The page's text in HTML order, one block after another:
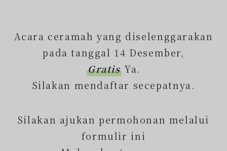
Acara ceramah yang diselenggarakan
pada tanggal 14 Desember,
GratisYa.
Silakan mendaftar secepatnya.
Silakan ajukan permohonan melalui
formulir ini